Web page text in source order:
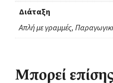
Διάταξη
Απλή με γραμμές,
Μπορεί